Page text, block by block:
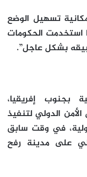
تسهيل الوضع
استخدمت الحكومات
بشكل عاجل”.
بجنوب إفريقيا،
الدولي لتنفيذ
في وقت سابق
على مدينة رفح